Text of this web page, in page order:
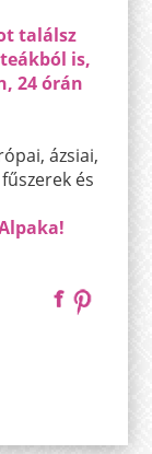
találsz
is,
24 órán
ázsiai,
és